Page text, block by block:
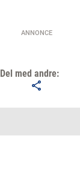
ANNONCE
Del med andre: